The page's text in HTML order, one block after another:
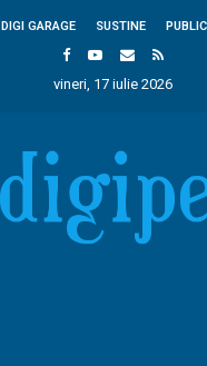
DIGI GARAGE SUSTINE
vineri, 17 iulie 2026